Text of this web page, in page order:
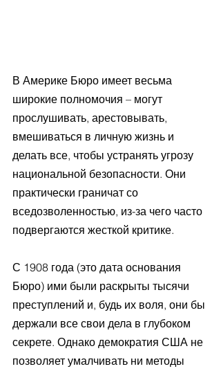
В Америке Бюро имеет весьма
широкие полномочия – могут
прослушивать, арестовывать,
вмешиваться в личную жизнь и
делать все, чтобы устранять угрозу
национальной безопасности. Они
практически граничат со
вседозволенностью, из-за чего часто
подвергаются жесткой критике.
С 1908 года (это дата основания
Бюро) ими были раскрыты тысячи
преступлений и, будь их воля, они бы
держали все свои дела в глубоком
секрете. Однако демократия США не
позволяет умалчивать ни методы